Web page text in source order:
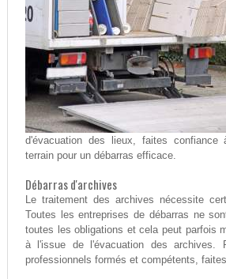
d'évacuation des lieux, faites
terrain pour un débarras efficace.
Débarras d'archives
Le traitement des archives nécessite
Toutes les entreprises de débarras ne
toutes les obligations et cela peut parfois
à l'issue de l'évacuation des archives.
professionnels formés et compétents,